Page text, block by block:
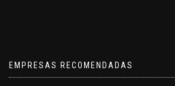
EMPRESAS RECOMENDADAS